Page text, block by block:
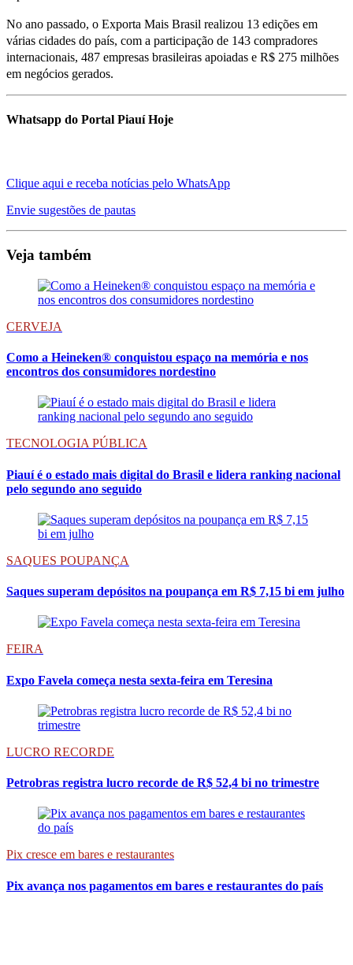
No ano passado, o Exporta Mais Brasil realizou 13 edições em
várias cidades do país, com a participação de 143 compradores
internacionais, 487 empresas brasileiras apoiadas e R$ 275 milhões
em negócios gerados.
Whatsapp do Portal Piauí Hoje
Clique aqui e receba notícias pelo WhatsApp
Envie sugestões de pautas
Veja também
CERVEJA
Como a Heineken® conquistou espaço na memória e nos
encontros dos consumidores nordestino
TECNOLOGIA PÚBLICA
Piauí é o estado mais digital do Brasil e lidera ranking nacional
pelo segundo ano seguido
SAQUES POUPANÇA
Saques superam depósitos na poupança em R$ 7,15 bi em julho
FEIRA
Expo Favela começa nesta sexta-feira em Teresina
LUCRO RECORDE
Petrobras registra lucro recorde de R$ 52,4 bi no trimestre
Pix cresce em bares e restaurantes
Pix avança nos pagamentos em bares e restaurantes do país